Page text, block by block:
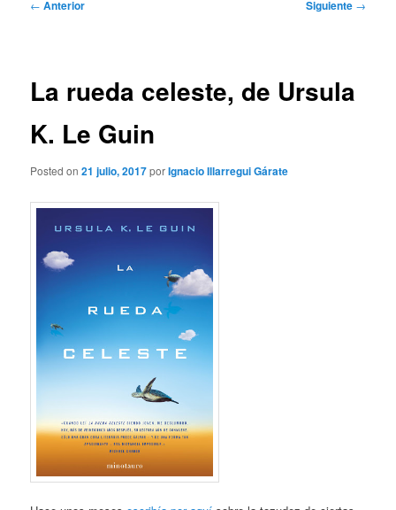
← Anterior Siguiente →
La rueda celeste, de Ursula
K. Le Guin
Posted on21 julio, 2017porIgnacio Illarregui Gárate